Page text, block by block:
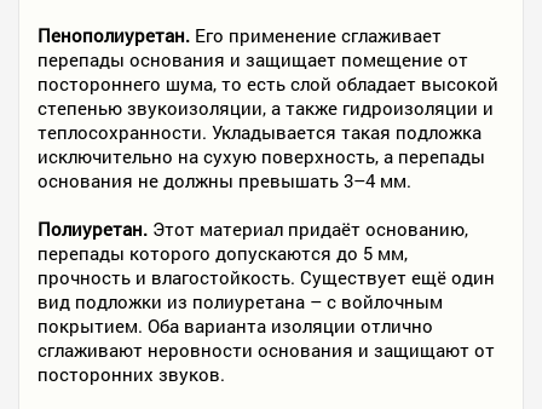
Пенополиуретан. Его применение сглаживает
перепады основания и защищает помещение от
постороннего шума, то есть слой обладает высокой
степенью звукоизоляции, а также гидроизоляции и
теплосохранности. Укладывается такая подложка
исключительно на сухую поверхность, а перепады
основания не должны превышать 3–4 мм.
Полиуретан. Этот материал придаёт основанию,
перепады которого допускаются до 5 мм,
прочность и влагостойкость. Существует ещё один
вид подложки из полиуретана – с войлочным
покрытием. Оба варианта изоляции отлично
сглаживают неровности основания и защищают от
посторонних звуков.